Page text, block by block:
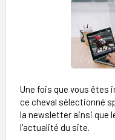
Une fois que vous êtes
ce cheval sélectionné
la newsletter ainsi que
l'actualité du site.